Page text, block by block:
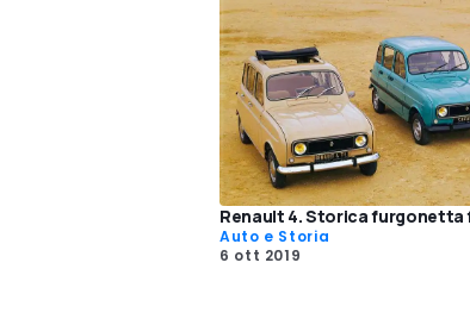
Renault 4. Storica furgonetta
Auto e Storia
6 ott 2019